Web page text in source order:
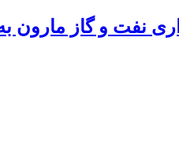
نفت و گاز مارون به